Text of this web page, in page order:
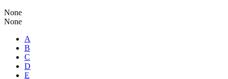
None
None
A
B
C
D
E